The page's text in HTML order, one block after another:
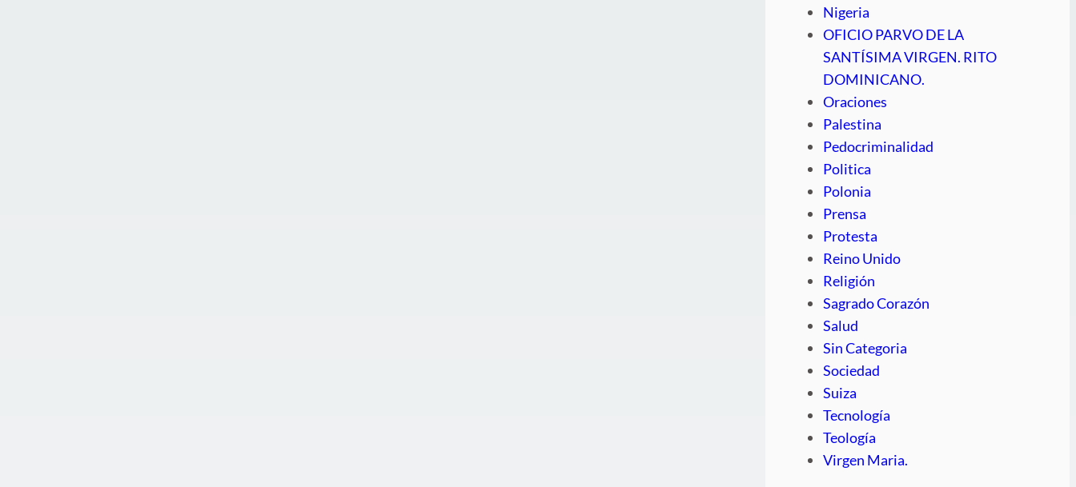
Nigeria
OFICIO PARVO DE LA
SANTÍSIMA VIRGEN. RITO
DOMINICANO.
Oraciones
Palestina
Pedocriminalidad
Politica
Polonia
Prensa
Protesta
Reino Unido
Religión
Sagrado Corazón
Salud
Sin Categoria
Sociedad
Suiza
Tecnología
Teología
Virgen Maria.